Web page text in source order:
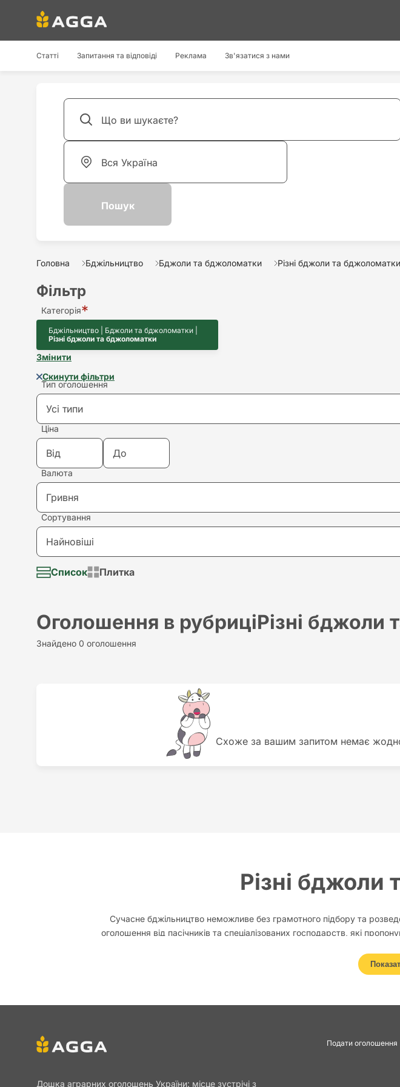
Статті Запитання та відповіді Реклама Зв'язатися з нами
Головна Бджільництво Бджоли та бджоломатки Різні бджоли та бджоломатки
Фільтр
Категорія
Бджільництво | Бджоли та бджоломатки |
Різні бджоли та бджоломатки
Змінити
Скинути фільтри
Тип оголошення
Усі типи
Купівля
Продаж
Здам в оренду
Візьму в аренду
Потрібна послуга
Ціна
Валюта
Гривня
Сортування
Найновіші
Найновіші
Найдорожчий
Список Плитка
Оголошення в рубриціРізні бджоли
Знайдено 0 оголошення
Схоже за вашим запитом немає
Різні бджоли
Сучасне бджільництво неможливе без грамотного підбору та
оголошення від пасічників та спеціалізованих господарств, які
Досвідчені пасічники знають: вибір правильної матки визначає силу
Головна мета — розширення та оновлення пасіки. Навіть досвідчені
Дошка аграрних оголошень України: місце зустрічі з
Подати оголошення